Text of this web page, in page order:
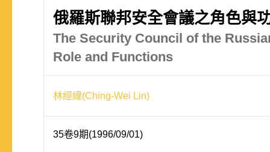
俄羅斯聯邦安全會議之角色與
The Security Council of the
Role and Functions
林經緯(Ching-Wei Lin)
35卷9期(1996/09/01)